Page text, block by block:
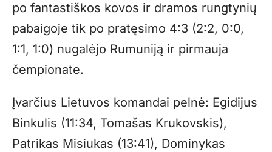
po fantastiškos kovos ir dramos rungtynių
pabaigoje tik po pratęsimo 4:3 (2:2, 0:0,
1:1, 1:0) nugalėjo Rumuniją ir pirmauja
čempionate.
Įvarčius Lietuvos komandai pelnė: Egidijus
Binkulis (11:34, Tomašas Krukovskis),
Patrikas Misiukas (13:41), Dominykas